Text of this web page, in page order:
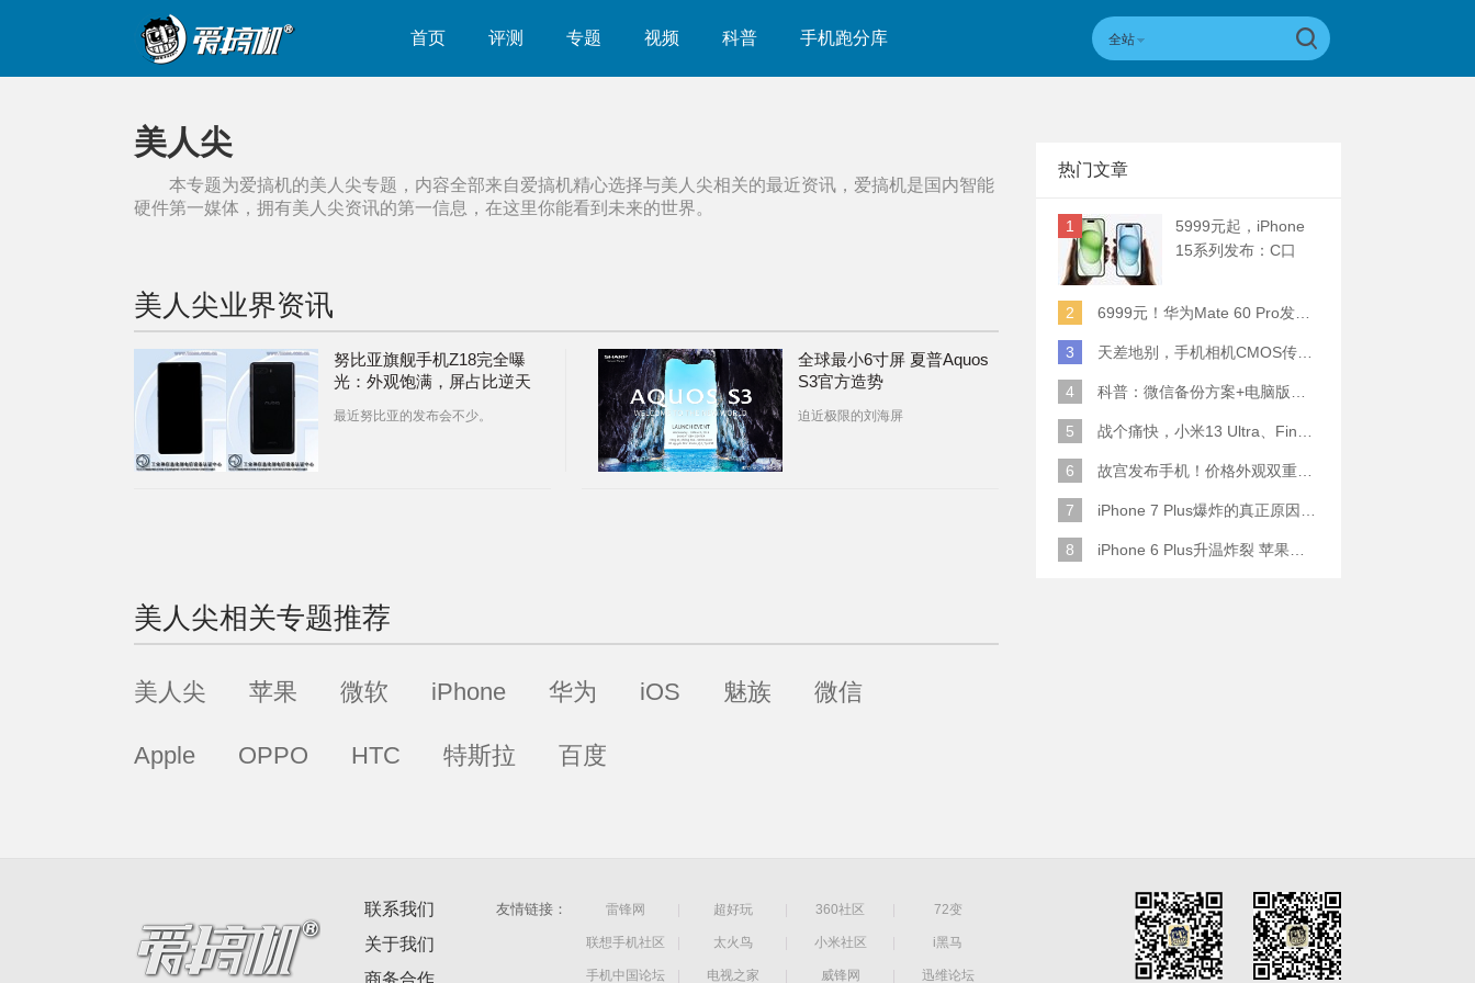
首页 评测 专题 视频 科普 手机跑分库 全站
美人尖
本专题为爱搞机的美人尖专题，内容全部来自爱搞机精心选择与美人尖相关的最近资讯，爱搞机是国内智能
硬件第一媒体，拥有美人尖资讯的第一信息，在这里你能看到未来的世界。
美人尖业界资讯
努比亚旗舰手机Z18完全曝
光：外观饱满，屏占比逆天
最近努比亚的发布会不少。
全球最小6寸屏 夏普​Aquos
S3官方造势
迫近极限的刘海屏
美人尖相关专题推荐
美人尖 苹果 微软 iPhone 华为 iOS 魅族 微信
Apple OPPO HTC 特斯拉 百度
热门文章
1
5999元起，iPhone
15系列发布：C口
2
6999元！华为Mate 60 Pro发布：麒麟9000S+卫星通话 (附初步跑分)
3 天差地别，手机相机CMOS传感器实际面积对比
4 科普：微信备份方案+电脑版丢失数据恢复指南
5 战个痛快，小米13 Ultra、Find X6 Pro、vivo X90 Pro+、小米12SU拍照横评
6 故宫发布手机！价格外观双重逆天！
7 iPhone 7 Plus爆炸的真正原因原来是这样
8 iPhone 6 Plus升温炸裂 苹果赔了一部全新的
联系我们
关于我们
商务合作
友情链接： 雷锋网 超好玩 360社区 72变
联想手机社区 太火鸟 小米社区 i黑马
手机中国论坛 电视之家 威锋网 迅维论坛